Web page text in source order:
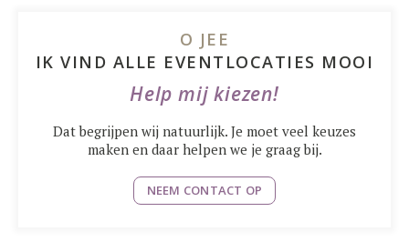
O JEE
IK VIND ALLE EVENTLOCATIES MOOI
Help mij kiezen!
Dat begrijpen wij natuurlijk. Je moet veel keuzes
maken en daar helpen we je graag bij.
NEEM CONTACT OP